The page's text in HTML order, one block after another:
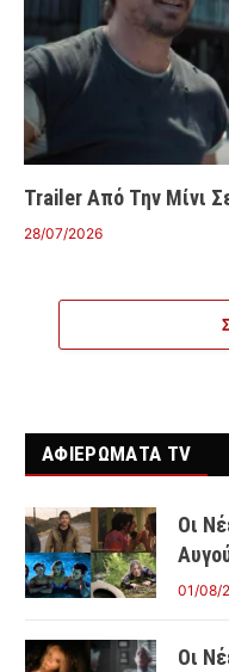
Trailer Από Την Μίνι
28/07/2026
ΑΦΙΕΡΩΜΑΤΑ TV
Οι
01/08/
Οι